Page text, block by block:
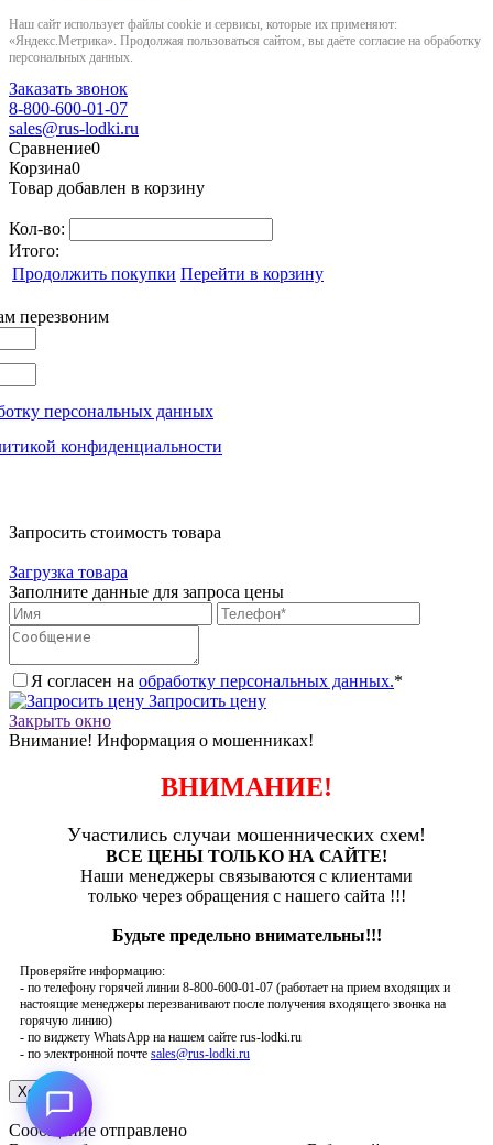
Наш сайт использует файлы cookie и сервисы, которые их применяют:
«Яндекс.Метрика». Продолжая пользоваться сайтом, вы даёте согласие на обработку
персональных данных.
Заказать звонок
8-800-600-01-07
sales@rus-lodki.ru
Сравнение0
Корзина0
Товар добавлен в корзину
Кол-во:
Итого:
Продолжить покупки Перейти в корзину
перезвоним
персональных данных
конфиденциальности
Запросить стоимость товара
Загрузка товара
Заполните данные для запроса цены
Я согласен на обработку персональных данных.*
Запросить цену
Закрыть окно
Внимание! Информация о мошенниках!
ВНИМАНИЕ!
Участились случаи мошеннических схем!
ВСЕ ЦЕНЫ ТОЛЬКО НА САЙТЕ!
Наши менеджеры связываются с клиентами
только через обращения с нашего сайта !!!
Будьте предельно внимательны!!!
Проверяйте информацию:
- по телефону горячей линии 8-800-600-01-07 (работает на прием входящих и
настоящие менеджеры перезванивают после получения входящего звонка на
горячую линию)
- по виджету WhatsApp на нашем сайте rus-lodki.ru
- по электронной почте sales@rus-lodki.ru
Сообщение отправлено